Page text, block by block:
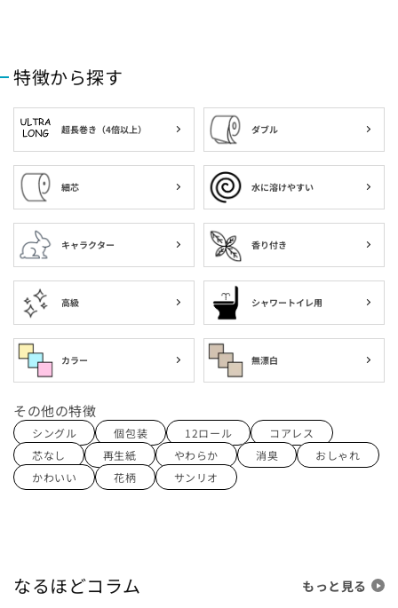
TEL : 0798-33-4511
特徴から探す
超長巻き（4倍以上） ダブル
細芯 水に溶けやすい
キャラクター 香り付き
高級 シャワートイレ用
カラー 無漂白
その他の特徴
シングル 個包装 12ロール
コアレス
芯なし
再生紙 やわらか 消臭
おしゃれ
かわいい
花柄 サンリオ
なるほどコラム もっと見る